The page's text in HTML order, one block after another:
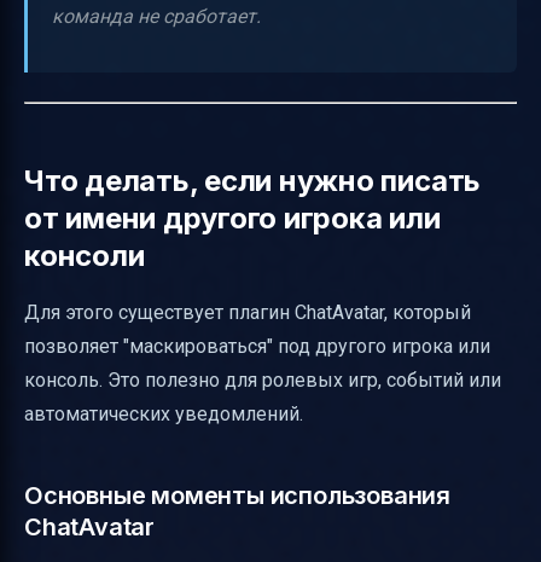
команда не сработает.
Что делать, если нужно писать
от имени другого игрока или
консоли
Для этого существует плагин ChatAvatar, который
позволяет "маскироваться" под другого игрока или
консоль. Это полезно для ролевых игр, событий или
автоматических уведомлений.
Основные моменты использования
ChatAvatar